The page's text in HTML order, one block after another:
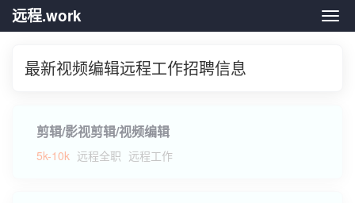
远
远程.work
最新视频编辑远程工作招聘信息
剪辑/影视剪辑/视频编辑
5k-10k 远程全职 远程工作